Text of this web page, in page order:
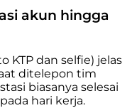
akun hingga
KTP dan selfie) jelas
ditelepon tim
biasanya selesai
hari kerja.